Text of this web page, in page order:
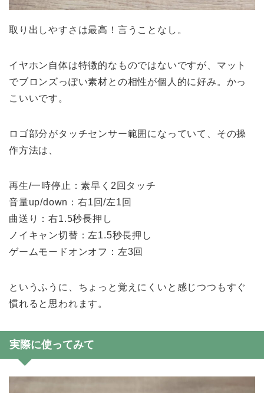
取り出しやすさは最高！言うことなし。
イヤホン自体は特徴的なものではないですが、マット
でブロンズっぽい素材との相性が個人的に好み。かっ
こいいです。
ロゴ部分がタッチセンサー範囲になっていて、その操
作方法は、
再生/一時停止：素早く2回タッチ
音量up/down：右1回/左1回
曲送り：右1.5秒長押し
ノイキャン切替：左1.5秒長押し
ゲームモードオンオフ：左3回
というふうに、ちょっと覚えにくいと感じつつもすぐ
慣れると思われます。
実際に使ってみて